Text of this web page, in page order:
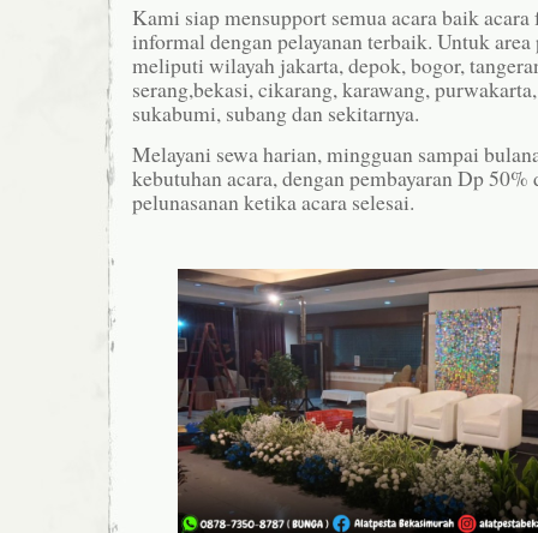
Kami siap mensupport semua acara baik
informal dengan pelayanan terbaik. Untuk area
meliputi wilayah jakarta, depok, bogor,
serang,bekasi, cikarang, karawang,
sukabumi, subang dan sekitarnya.
Melayani sewa harian, mingguan sampai
kebutuhan acara, dengan pembayaran Dp 50%
pelunasanan ketika acara selesai.